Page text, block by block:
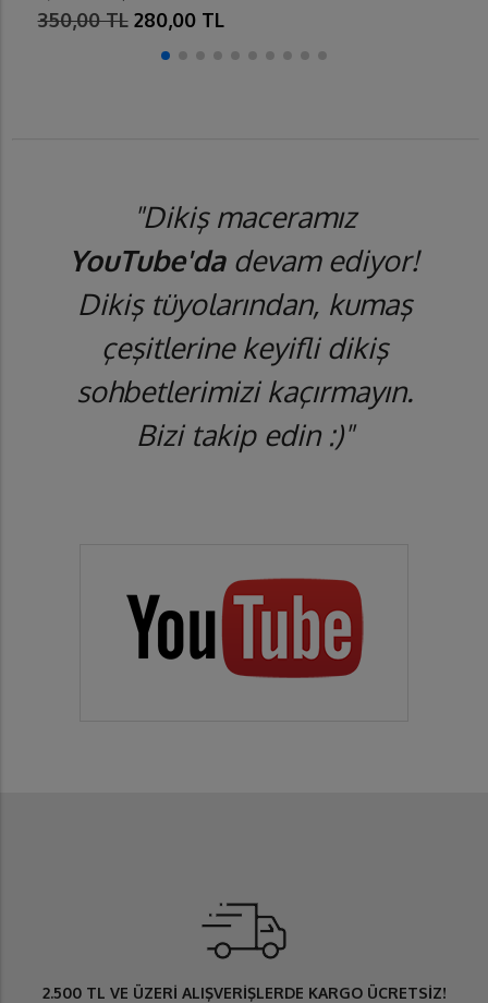
350,00 TL 280,00 TL
"Dikiş maceramız
YouTube'dadevam ediyor!
Dikiş tüyolarından, kumaş
çeşitlerine keyifli dikiş
sohbetlerimizi kaçırmayın.
Bizi takip edin :)"
2.500 TL VE ÜZERİ ALIŞVERİŞLERDE KARGO ÜCRETSİZ!